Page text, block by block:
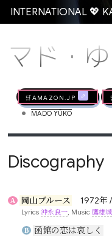
INTERNATIONAL 💖
マド・
🛒AMAZON.jp
• MADO YŪKO
Discography
A 岡山ブルース 1972年
Lyrics沖永良一 , Music鷹雄城
B 函館の恋は哀しく